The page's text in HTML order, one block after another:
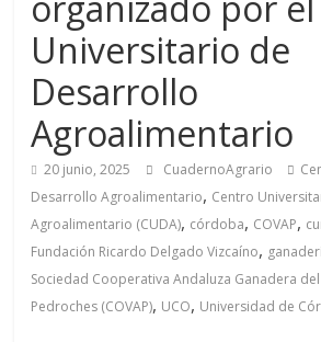
Universitario de
Desarrollo
Agroalimentario
20 junio, 2025 CuadernoAgrario
Desarrollo Agroalimentario, Centro
Agroalimentario (CUDA), córdoba, COVAP,
Fundación Ricardo Delgado Vizcaíno,
Sociedad Cooperativa Andaluza Ganadera
Pedroches (COVAP), UCO, Universidad de